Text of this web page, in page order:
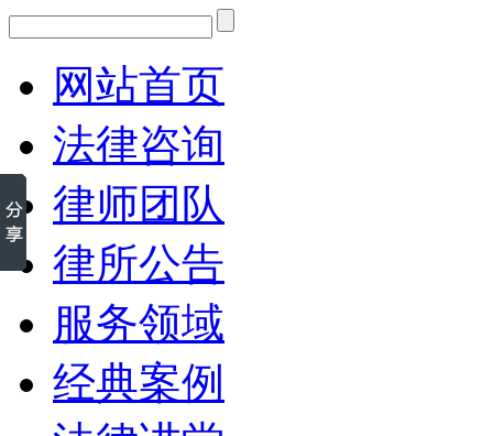
网站首页
法律咨询
律师团队
律所公告
服务领域
经典案例